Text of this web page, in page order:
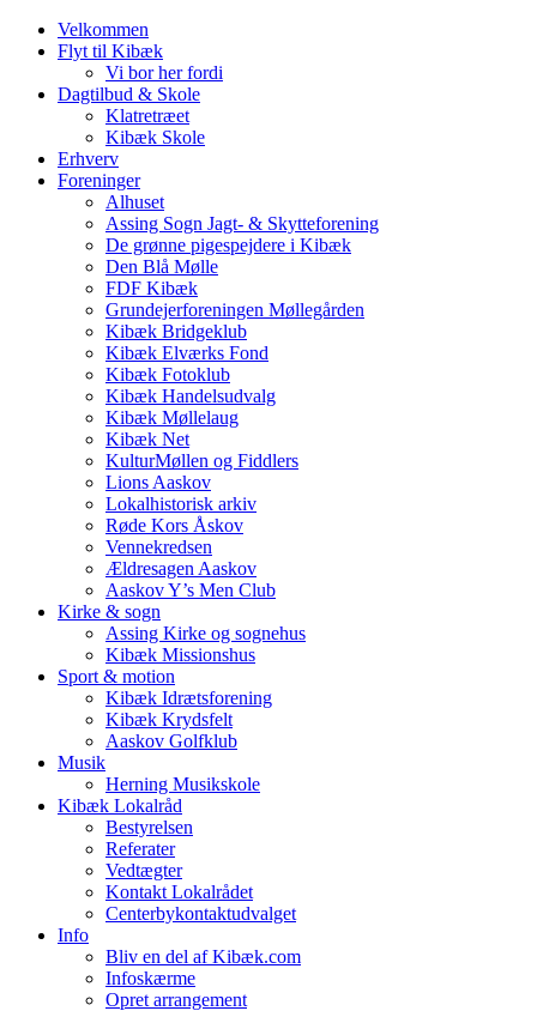
Velkommen
Flyt til Kibæk
Vi bor her fordi
Dagtilbud & Skole
Klatretræet
Kibæk Skole
Erhverv
Foreninger
Alhuset
Assing Sogn Jagt- & Skytteforening
De grønne pigespejdere i Kibæk
Den Blå Mølle
FDF Kibæk
Grundejerforeningen Møllegården
Kibæk Bridgeklub
Kibæk Elværks Fond
Kibæk Fotoklub
Kibæk Handelsudvalg
Kibæk Møllelaug
Kibæk Net
KulturMøllen og Fiddlers
Lions Aaskov
Lokalhistorisk arkiv
Røde Kors Åskov
Vennekredsen
Ældresagen Aaskov
Aaskov Y’s Men Club
Kirke & sogn
Assing Kirke og sognehus
Kibæk Missionshus
Sport & motion
Kibæk Idrætsforening
Kibæk Krydsfelt
Aaskov Golfklub
Musik
Herning Musikskole
Kibæk Lokalråd
Bestyrelsen
Referater
Vedtægter
Kontakt Lokalrådet
Centerbykontaktudvalget
Info
Bliv en del af Kibæk.com
Infoskærme
Opret arrangement